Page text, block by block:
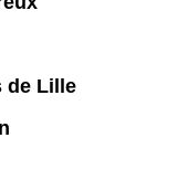
de Lille